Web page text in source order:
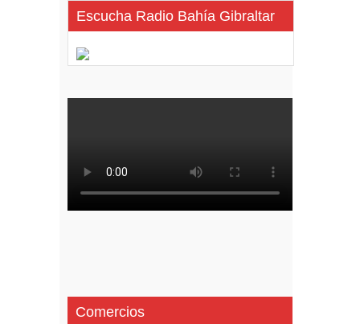
Escucha Radio Bahía Gibraltar
Comercios